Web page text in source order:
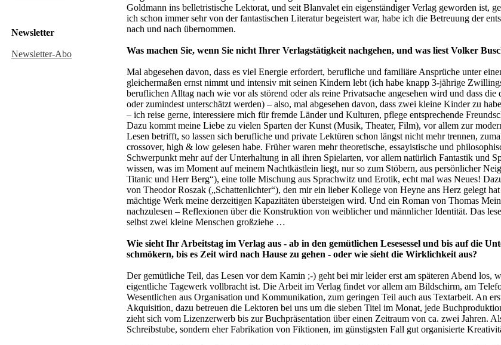
Newsletter
Newsletter-Abo
Goldmann ins belletristische Lektorat, und seit Blanvalet ein eigenständiger Verlag geworden ist,
ich schon immer sehr von der fantastischen Literatur begeistert war, habe ich die Betreuung der
nach und nach übernommen.
Was machen Sie, wenn Sie nicht Ihrer Verlagstätigkeit nachgehen, und was liest Volker
Mal abgesehen davon, dass es viel Energie erfordert, berufliche und familiäre Ansprüche unter
gleichermaßen ernst nimmt und intensiv mit seinen Kindern lebt (ich habe knapp 3-jährige
beruflichen Alltag nach wie vor als störend oder als reine Privatsache angesehen wird und dass
oder zumindest unterschätzt werden) – also, mal abgesehen davon, dass zwei kleine Kinder zu
– ich reise gerne, interessiere mich für fremde Länder und Kulturen, pflege entsprechende
Dazu kommt meine Liebe zu vielen Sparten der Kunst (Musik, Theater, Film), vor allem zur
Lesen betrifft, so lassen sich berufliche und private Lektüren schon längst nicht mehr trennen,
crossover, high & low gelesen habe. Früher waren mehr theoretische, essayistische und
Schwerpunkt mehr auf der Unterhaltung in all ihren Spielarten, vor allem natürlich Fantastik und
wissen, was im Moment auf meinem Nachtkästlein liegt, nur so zum Stöbern, aus persönlicher
Titanic und Herr Berg“), eine tolle Mischung aus Sprachwitz und Erotik, echt mal was Neues!
von Theodor Roszak („Schattenlichter“), den mir ein lieber Kollege von Heyne ans Herz gelegt
mächtige Werk meine derzeitigen Kapazitäten übersteigen wird. Und ein Roman von Thomas
nachzulesen – Reflexionen über die Konstruktion von weiblicher und männlicher Identität. Das
selbst zwei kleine Menschen großziehe …
Wie sieht Ihr Arbeitstag im Verlag aus - ab in den gemütlichen Lesesessel und bis auf die
schmökern, bis es Zeit wird nach Hause zu gehen - oder wie sieht die Wirklichkeit aus?
Der gemütliche Teil, das Lesen vor dem Kamin ;-) geht bei mir leider erst am späteren Abend los,
eigentliche Tagewerk vollbracht ist. Die Arbeit im Verlag findet vor allem am Bildschirm, am
Wesentlichen aus Organisation und Kommunikation, zum geringen Teil auch aus Textarbeit. An
Akquisition, dazu betreuen die Lektoren bei uns um die sieben Titel im Monat, jede
zieht sich vom Lizenzerwerb bis zur Buchpräsentation über einen Zeitraum von ca. zwei Jahren.
Schreibstube, sondern eher Fabrikation von Fiktionen, im günstigsten Fall gut organisierte